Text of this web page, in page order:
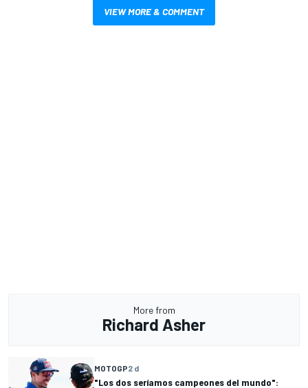
VIEW MORE & COMMENT
More from
Richard Asher
MOTOGP2 d
"Los dos seríamos campeones del mundo":